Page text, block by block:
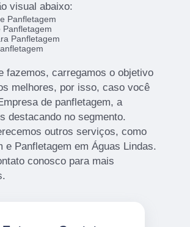
visual abaixo:
Panfletagem
Panfletagem
Panfletagem
fazemos, carregamos o objetivo
melhores, por isso, caso você
de panfletagem, a
destacando no segmento.
outros serviços, como
e Panfletagem em Águas Lindas.
conosco para mais